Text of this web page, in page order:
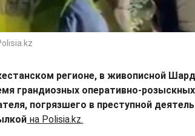
регионе, в живописной
грандиозных оперативно-
погрязшего в преступной
на Polisia.kz.